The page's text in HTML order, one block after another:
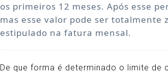
os primeiros 12 meses. Após esse
mas esse valor pode ser totalmente
estipulado na fatura mensal.
De que forma é determinado o limite de